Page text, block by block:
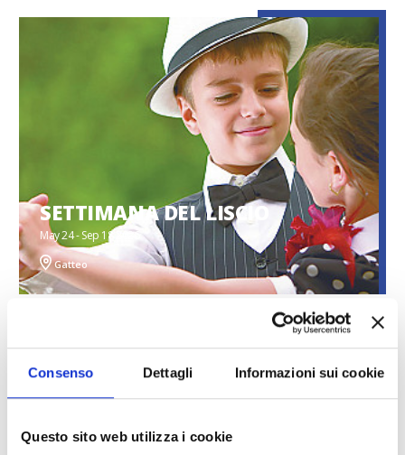
Consenso Dettagli Informazioni sui cookie
Questo sito web utilizza i cookie
SETTIMANA DEL LISCIO
May 24 - Sep 18 2026
Gatteo